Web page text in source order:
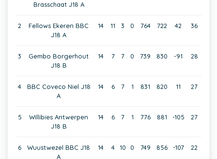
Brasschaat J18 A
2
Fellows Ekeren BBC
J18 A
14 11 3 0 764 722 42 36
3
Gembo Borgerhout
J18 B
14 7 7 0 739 830 -91 28
4
BBC Coveco Niel J18
A
14 6 7 1 831 820 11 27
5
Willibies Antwerpen
J18 B
14 6 7 1 776 881 -105 27
6
Wuustwezel BBC J18
A
14 4 10 0 749 856 -107 22